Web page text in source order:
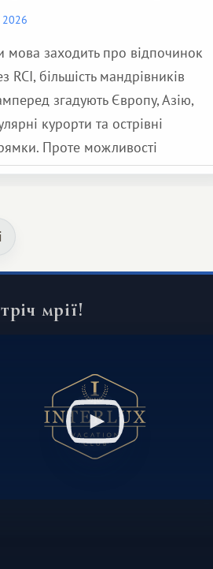
мова заходить про відпочинок
RCI, більшість мандрівників
згадують Європу, Азію,
курорти та острівні
Проте можливості
системи значно ширші.
здатний подарувати зовсім
формат подорожі.
мрії!